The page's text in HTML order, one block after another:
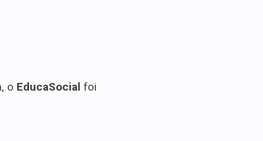
, o EducaSocial foi